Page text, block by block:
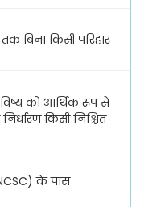
बिना किसी परिहार
को आर्थिक रूप से
किसी निश्चित
के पास